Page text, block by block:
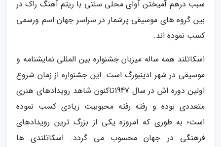
سبب درهم آمیختن آوای محلی سلتی با ریتم آهنگ راک در
بین گروه های موسیقی پرشمار در سراسر جهان اسم ورسمی
کسب نموده اند.
اسکاتلند همه ساله میزبان جشنواره بین المللی نمایشنامه و
موسیقی در شهر ادینبورگ است. این جشنواره از زمان شروع
اولین دوره اش در سال 1947تاکنون شاهد رویدادهای هنری
متعددی بوده و رفته رفته محبوبیت زیادی کسب نموده
است؛ به طوری که امروزه یکی از بزرگ ترین رویدادهای
فرهنگی در جهان محسوب می گردد. اسکاتلندی ها